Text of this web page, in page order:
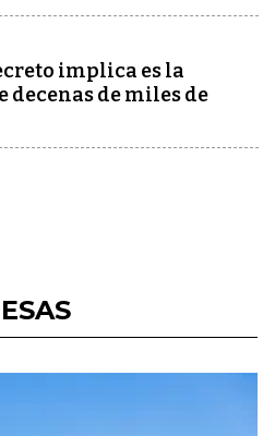
implica es la
decenas de miles de